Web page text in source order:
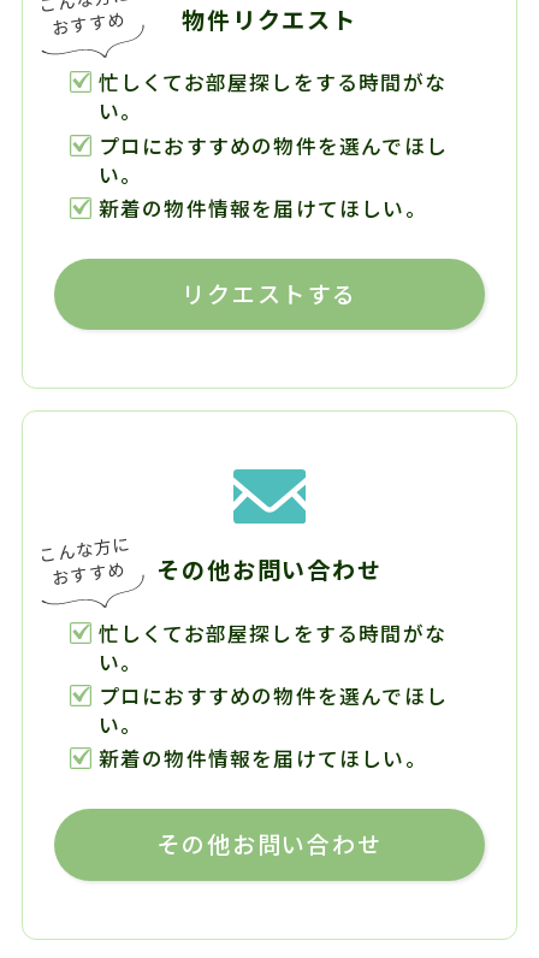
物件リクエスト
忙しくてお部屋探しをする時間がな
い。
プロにおすすめの物件を選んでほし
い。
新着の物件情報を届けてほしい。
リクエストする
その他お問い合わせ
忙しくてお部屋探しをする時間がな
い。
プロにおすすめの物件を選んでほし
い。
新着の物件情報を届けてほしい。
その他お問い合わせ